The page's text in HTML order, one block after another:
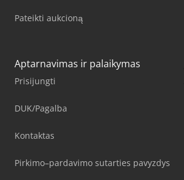
Pateikti aukcioną
Aptarnavimas ir palaikymas
Prisijungti
DUK/Pagalba
Kontaktas
Pirkimo–pardavimo sutarties pavyzdys